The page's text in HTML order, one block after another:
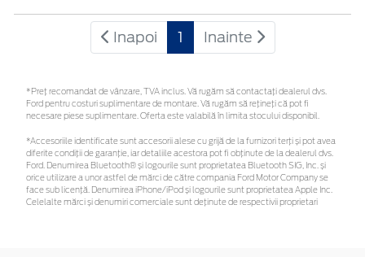
Inapoi 1 Inainte
*Preţ recomandat de vânzare, TVA inclus. Vă rugăm să contactaţi dealerul dvs.
Ford pentru costuri suplimentare de montare. Vă rugăm să rețineți că pot fi
necesare piese suplimentare. Oferta este valabilă în limita stocului disponibil.
*Accesoriile identificate sunt accesorii alese cu grijă de la furnizori terți și pot avea
diferite condiții de garanție, iar detaliile acestora pot fi obținute de la dealerul dvs.
Ford. Denumirea Bluetooth® și logourile sunt proprietatea Bluetooth SIG, Inc. și
orice utilizare a unor astfel de mărci de către compania Ford Motor Company se
face sub licență. Denumirea iPhone/iPod și logourile sunt proprietatea Apple Inc.
Celelalte mărci și denumiri comerciale sunt deținute de respectivii proprietari